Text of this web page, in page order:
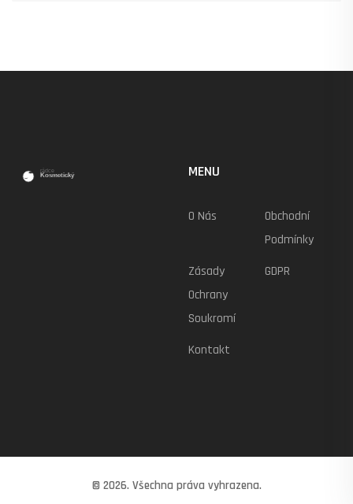
MENU
O Nás
Obchodní
Podmínky
Zásady
Ochrany
Soukromí
GDPR
Kontakt
© 2026. Všechna práva vyhrazena.